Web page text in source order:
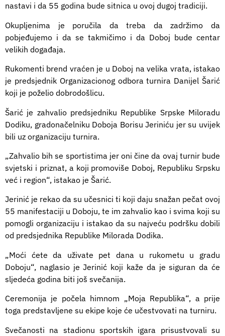
nastavi i da 55 godina bude sitnica u ovoj dugoj tradiciji.
Okupljenima je poručila da treba da zadržimo da
pobjeđujemo i da se takmičimo i da Doboj bude centar
velikih događaja.
Rukomenti brend vraćen je u Doboj na velika vrata, istakao
je predsjednik Organizacionog odbora turnira Danijel Šarić
koji je poželio dobrodošlicu.
Šarić je zahvalio predsjedniku Republike Srpske Miloradu
Dodiku, gradonačelniku Doboja Borisu Jeriniću jer su uvijek
bili uz organizaciju turnira.
„Zahvalio bih se sportistima jer oni čine da ovaj turnir bude
svjetski i priznat, a koji promoviše Doboj, Republiku Srpsku
već i region“, istakao je Šarić.
Jerinić je rekao da su učesnici ti koji daju snažan pečat ovoj
55 manifestaciji u Doboju, te im zahvalio kao i svima koji su
pomogli organizaciju i istakao da su najveću podršku dobili
od predsjednika Republike Milorada Dodika.
„Moći ćete da uživate pet dana u rukometu u gradu
Doboju“, naglasio je Jerinić koji kaže da je siguran da će
sljedeća godina biti još svečanija.
Ceremonija je počela himnom „Moja Republika“, a prije
toga predstavljene su ekipe koje će učestvovati na turniru.
Svečanosti na stadionu sportskih igara prisustvovali su